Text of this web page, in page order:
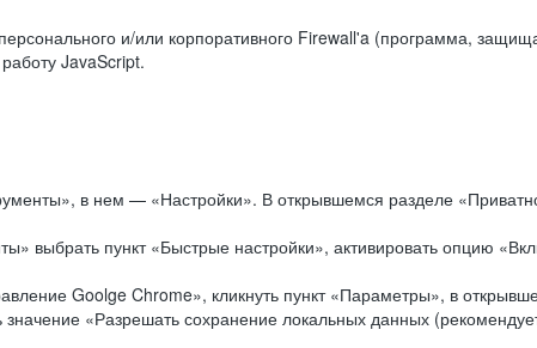
и/или корпоративного Firewall'a (программа,
JavaScript.
в нем — «Настройки». В открывшемся разделе
выбрать пункт «Быстрые настройки», активировать опцию
Goolge Chrome», кликнуть пункт «Параметры», в
«Разрешать сохранение локальных данных